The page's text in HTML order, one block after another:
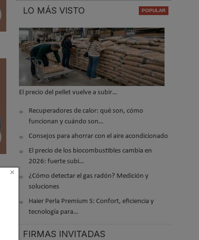
LO MÁS VISTO
El precio del pellet vuelve a subir…
Recuperadores de calor: qué son, cómo
funcionan y cuándo son…
Consejos para ahorrar con el aire acondicionado
El precio de los biocombustibles cambia en
2026: fuerte subi…
¿Cómo detectar el gas radón? Medición y
soluciones
Haier Perla Premium S: Confort, eficiencia y
tecnología para…
FIRMAS INVITADAS
×